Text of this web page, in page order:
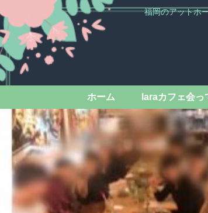
福岡のアットホ
ホーム laraカフェ会っ